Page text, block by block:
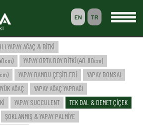
EN TR
SEPETİM
ÜYELİK
-- ANASAYFA --
-- KURUMSAL --
YAPAY AĞAÇ & BİTKİ
YAPAY ORTA BOY BİTKİ (40-80cm)
YAPAY BAMBU ÇEŞİTLERİ
YAPAY BONSAI
AĞAÇ
YAPAY AĞAÇ YAPRAĞI
YAPAY SUCCULENT
TEK DAL & DEMET ÇİÇEK
ŞOKLANMIŞ & YAPAY PALMİYE